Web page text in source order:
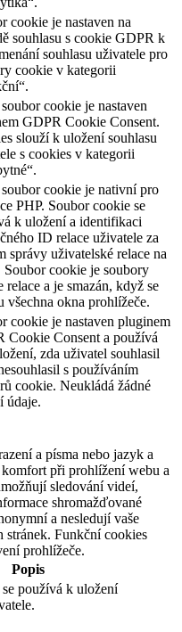
cookie je nastaven na
souhlasu s cookie GDPR k
souhlasu uživatele pro
cookie v kategorii
cookie je nastaven
GDPR Cookie Consent.
slouží k uložení souhlasu
s cookies v kategorii
cookie je nativní pro
PHP. Soubor cookie se
k uložení a identifikaci
ID relace uživatele za
správy uživatelské relace na
Soubor cookie je soubory
relace a je smazán, když se
všechna okna prohlížeče.
cookie je nastaven pluginem
Cookie Consent a používá
zda uživatel souhlasil
s používáním
cookie. Neukládá žádné
údaje.
a písma nebo jazyk a
při prohlížení webu a
sledování videí,
shromažďované
a nesledují vaše
Funkční cookies
prohlížeče.
Popis
používá k uložení